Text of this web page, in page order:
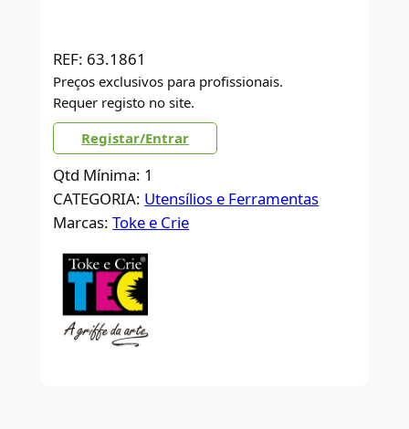
REF: 63.1861
Preços exclusivos para profissionais.
Requer registo no site.
Registar/Entrar
Qtd Mínima: 1
CATEGORIA: Utensílios e Ferramentas
Marcas:Toke e Crie